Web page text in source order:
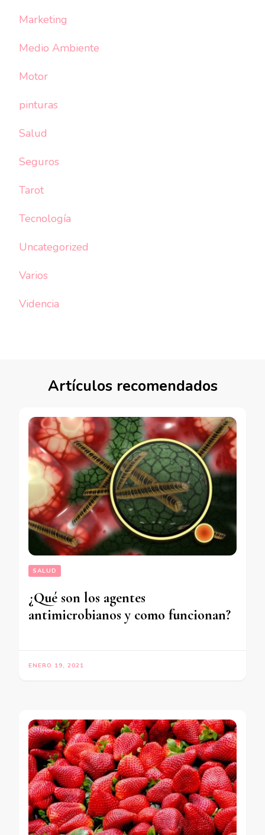
Marketing
Medio Ambiente
Motor
pinturas
Salud
Seguros
Tarot
Tecnología
Uncategorized
Varios
Videncia
Artículos recomendados
SALUD
¿Qué son los agentes
antimicrobianos y como funcionan?
ENERO 19, 2021